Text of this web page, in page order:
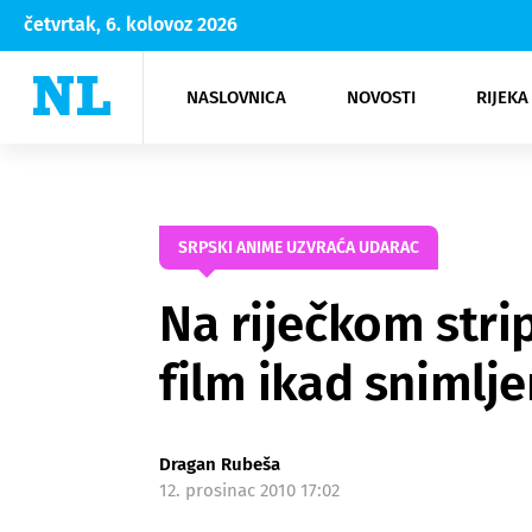
četvrtak, 6. kolovoz 2026
NASLOVNICA NOVOSTI
Rijeka Opatija
NK
Moda
Kultura
SRPSKI ANIME UZVRAĆA UDARAC
Na riječkom
film ikad
Dragan Rubeša
12. prosinac 2010 17:02